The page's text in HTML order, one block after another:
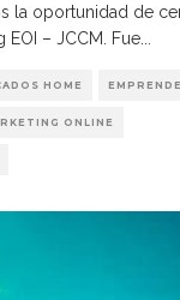
la oportunidad de
– JCCM. Fue
HOME
ONLINE